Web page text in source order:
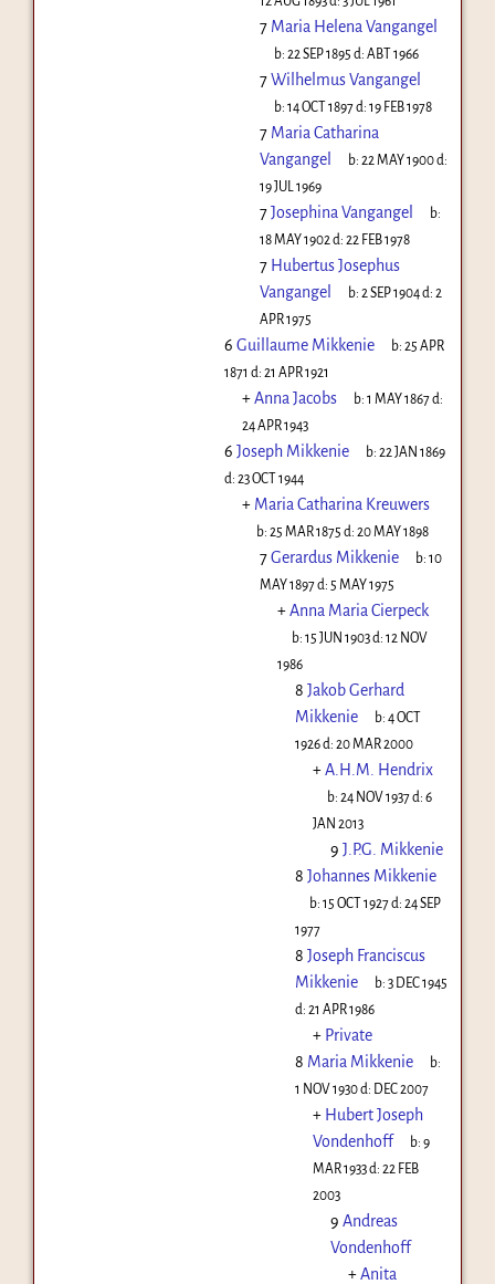
7 Maria Helena Vangangel
b:22 SEP 1895 d:ABT 1966
7Wilhelmus Vangangel
b:14 OCT 1897d:19 FEB 1978
7 Maria Catharina
Vangangel
b:22 MAY 1900d:
19 JUL 1969
7Josephina Vangangel
b:
18 MAY 1902 d: 22 FEB 1978
7 Hubertus Josephus
Vangangel
b:2 SEP 1904d:2
APR 1975
6 Guillaume Mikkenie b:25 APR
1871 d: 21 APR 1921
+Anna Jacobs b:1 MAY 1867d:
24 APR 1943
6 Joseph Mikkenie b:22 JAN 1869
d: 23 OCT 1944
+ Maria Catharina Kreuwers
b:25 MAR 1875 d:20 MAY 1898
7Gerardus Mikkenie b:10
MAY 1897d: 5 MAY 1975
+Anna Maria Cierpeck
b:15 JUN 1903d:12 NOV
1986
8 Jakob Gerhard
Mikkenie
b:4 OCT
1926d: 20 MAR 2000
+A.H.M. Hendrix
b:24 NOV 1937d:6
JAN 2013
9 J.P.G. Mikkenie
8 Johannes Mikkenie
b:15 OCT 1927d:24 SEP
1977
8 Joseph Franciscus
Mikkenie
b:3 DEC 1945
d: 21 APR 1986
+ Private
8 Maria Mikkenie
b:
1 NOV 1930d: DEC 2007
+ Hubert Joseph
Vondenhoff
b:9
MAR 1933d: 22 FEB
2003
9 Andreas
Vondenhoff
+Anita